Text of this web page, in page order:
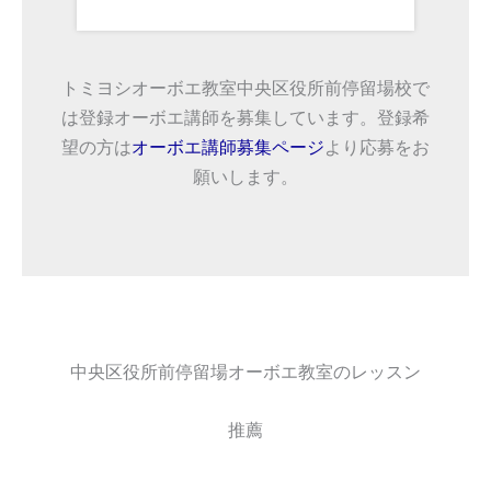
トミヨシオーボエ教室中央区役所前停留場校で
は登録オーボエ講師を募集しています。登録希
望の方はオーボエ講師募集ページより応募をお
願いします。
中央区役所前停留場オーボエ教室のレッスン
推薦